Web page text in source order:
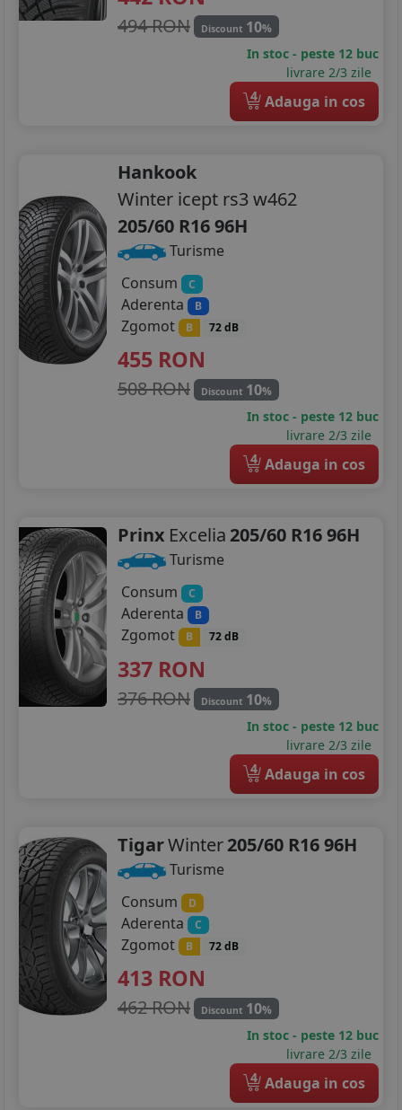
494 RON Discount 10%
In stoc - peste 12 buc
livrare 2/3 zile
4 Adauga in cos
Hankook
Winter icept rs3 w462
205/60 R16 96H
Turisme
Consum
C
Aderenta B
Zgomot B 72 dB
455 RON
508 RON Discount 10%
In stoc - peste 12 buc
livrare 2/3 zile
4 Adauga in cos
Prinx Excelia 205/60 R16 96H
Turisme
Consum
C
Aderenta B
Zgomot B 72 dB
337 RON
376 RON Discount 10%
In stoc - peste 12 buc
livrare 2/3 zile
4 Adauga in cos
TigarWinter205/60 R16 96H
Turisme
Consum
D
Aderenta C
Zgomot B 72 dB
413 RON
462 RON Discount 10%
In stoc - peste 12 buc
livrare 2/3 zile
4 Adauga in cos